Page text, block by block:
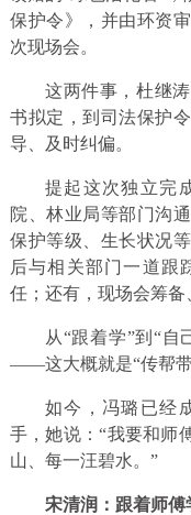
保护令》，并由环资
次现场会。
这两件事，杜继
书拟定，到司法保护
导、及时纠偏。
提起这次独立完
院、林业局等部门沟
保护等级、生长状况
后与相关部门一道跟
任；还有，现场会筹
从“跟着学”到“自
——这大概就是“传帮带
如今，冯璐已经
手，她说：“我要和师
山、每一汪碧水。”
宋清润：跟着师傅